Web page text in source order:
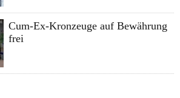
Cum-Ex-Kronzeuge auf Bewährung
frei